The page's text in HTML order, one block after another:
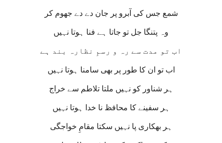
شمع جس کی آبرو پر جان دے دے جھوم کر
وہ پتنگا جل تو جاتا ہے فنا ہوتا نہیں
اب تو مدت سے رہ و رسمِ نظارہ بند ہے
اب تو ان کا طور پر بھی سامنا ہوتا نہیں
ہر شناور کو نہیں ملتا تلاطم سے خراج
ہر سفینے کا محافظ نا خدا ہوتا نہیں
ہر بھکاری پا نہیں سکتا مقامِ خواجگی